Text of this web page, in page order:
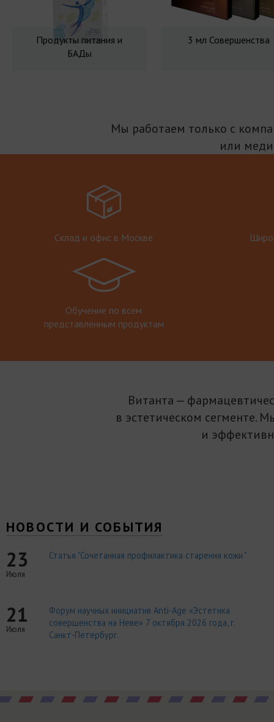
Продукты питания и
БАДы
3 мл Совершенства
Мы работаем только с
или
Склад и офис в Москве
Обучение по всем
представленным продуктам
Витанта —
в эстетическом сегменте.
и
НОВОСТИ И СОБЫТИЯ
23
Июля
Статья "Сочетанная профилактика старения кожи."
21
Июля
Форум научных инициатив Anti-Age «Эстетика
совершенства на Неве» 7 октября 2026 года, г.
Санкт-Петербург.